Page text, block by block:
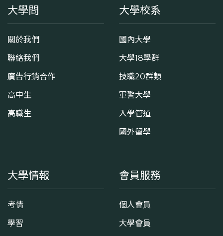
大學問
關於我們
聯絡我們
廣告行銷合作
高中生
高職生
大學校系
國內大學
大學18學群
技職20群類
軍警大學
入學管道
國外留學
大學情報
考情
學習
會員服務
個人會員
大學會員